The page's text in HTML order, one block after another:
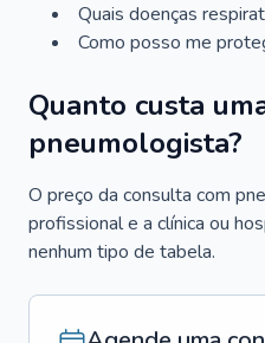
Quais doenças
Como posso me
Quanto custa
pneumologista?
O preço da consulta com
profissional e a clínica ou
nenhum tipo de tabela.